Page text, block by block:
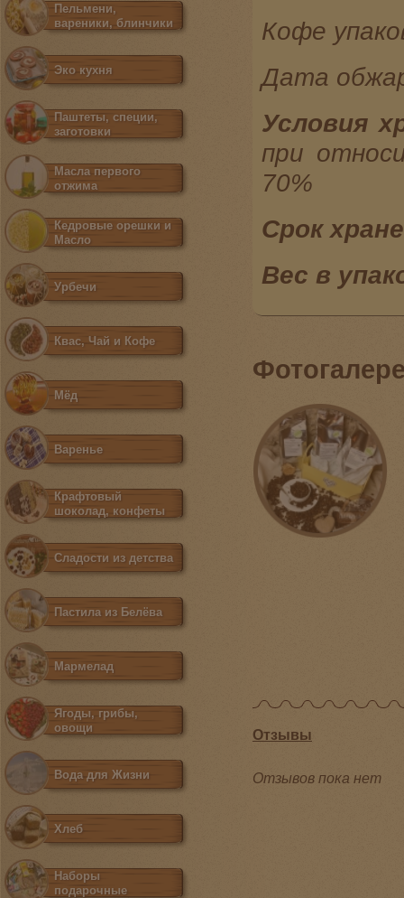
Кофе
Дата
Условия
при
70%
Срок
Вес в
Отзывы
Отзывов пока нет
Пельмени,
вареники, блинчики
Эко кухня
Паштеты, специи,
заготовки
Масла первого
отжима
Кедровые орешки и
Масло
Урбечи
Квас, Чай и Кофе
Мёд
Варенье
Крафтовый
шоколад, конфеты
Сладости из детства
Пастила из Белёва
Мармелад
Ягоды, грибы,
овощи
Вода для Жизни
Хлеб
Наборы
подарочные